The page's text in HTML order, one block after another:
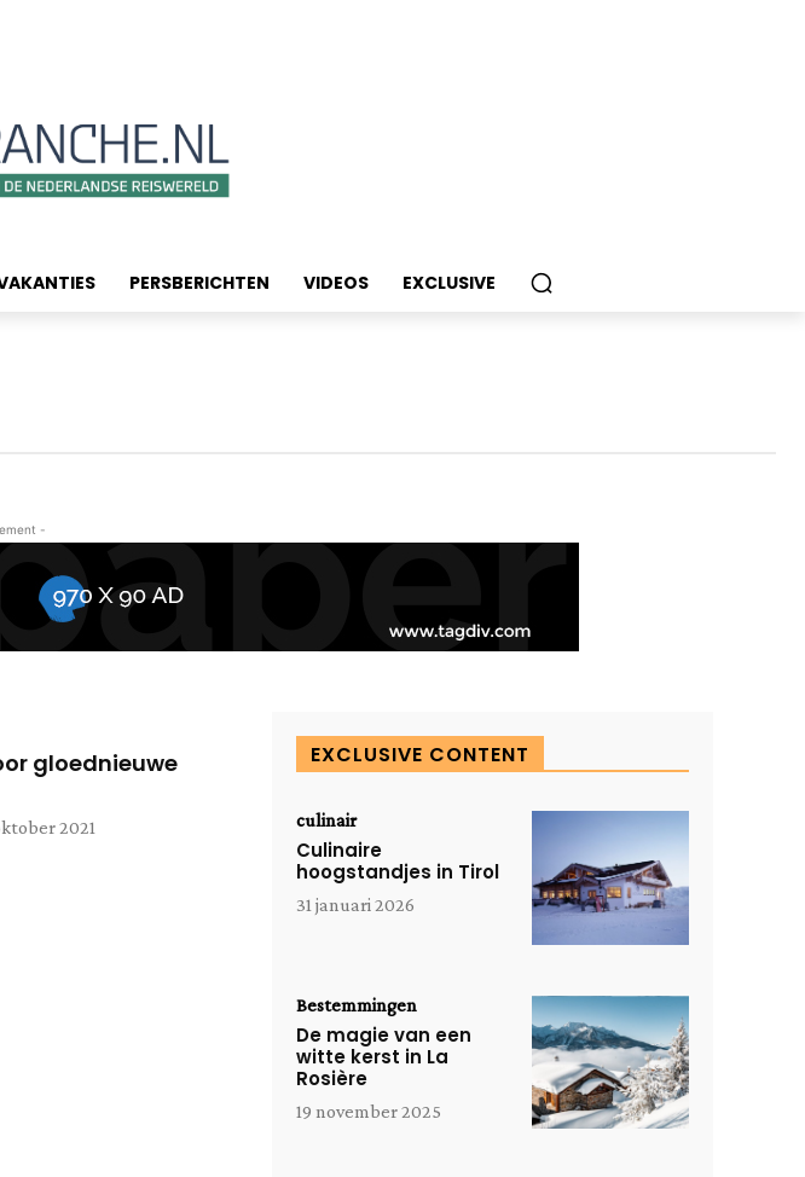
PERSBERICHTEN VIDEOS EXCLUSIVE
-
gloednieuwe
2021
EXCLUSIVE CONTENT
culinair
Culinaire
hoogstandjes in Tirol
31 januari 2026
Bestemmingen
De magie van een
witte kerst in La
Rosière
19 november 2025